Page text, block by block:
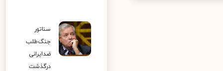
سناتور
جنگ‌طلب
ضدایرانی
درگذشت